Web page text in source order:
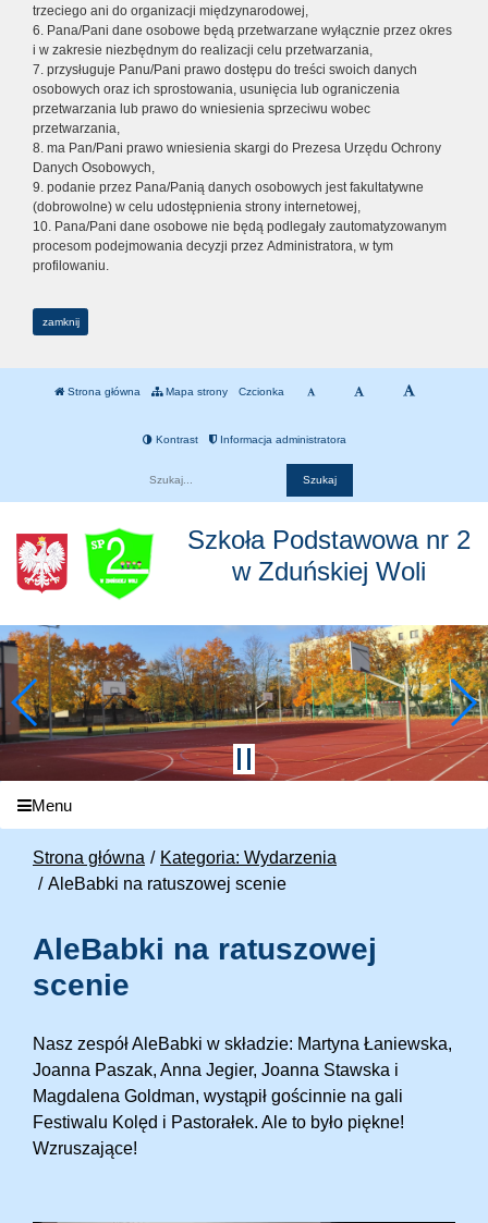
trzeciego ani do organizacji międzynarodowej,
6. Pana/Pani dane osobowe będą przetwarzane wyłącznie przez okres
i w zakresie niezbędnym do realizacji celu przetwarzania,
7. przysługuje Panu/Pani prawo dostępu do treści swoich danych
osobowych oraz ich sprostowania, usunięcia lub ograniczenia
przetwarzania lub prawo do wniesienia sprzeciwu wobec
przetwarzania,
8. ma Pan/Pani prawo wniesienia skargi do Prezesa Urzędu Ochrony
Danych Osobowych,
9. podanie przez Pana/Panią danych osobowych jest fakultatywne
(dobrowolne) w celu udostępnienia strony internetowej,
10. Pana/Pani dane osobowe nie będą podlegały zautomatyzowanym
procesom podejmowania decyzji przez Administratora, w tym
profilowaniu.
zamknij
Strona główna Mapa strony Czcionka
Kontrast Informacja administratora
Szkoła Podstawowa nr 2
w Zduńskiej Woli
Menu
Strona główna
Kategoria: Wydarzenia
AleBabki na ratuszowej scenie
AleBabki na ratuszowej
scenie
Nasz zespół AleBabki w składzie: Martyna Łaniewska,
Joanna Paszak, Anna Jegier, Joanna Stawska i
Magdalena Goldman, wystąpił gościnnie na gali
Festiwalu Kolęd i Pastorałek. Ale to było piękne!
Wzruszające!